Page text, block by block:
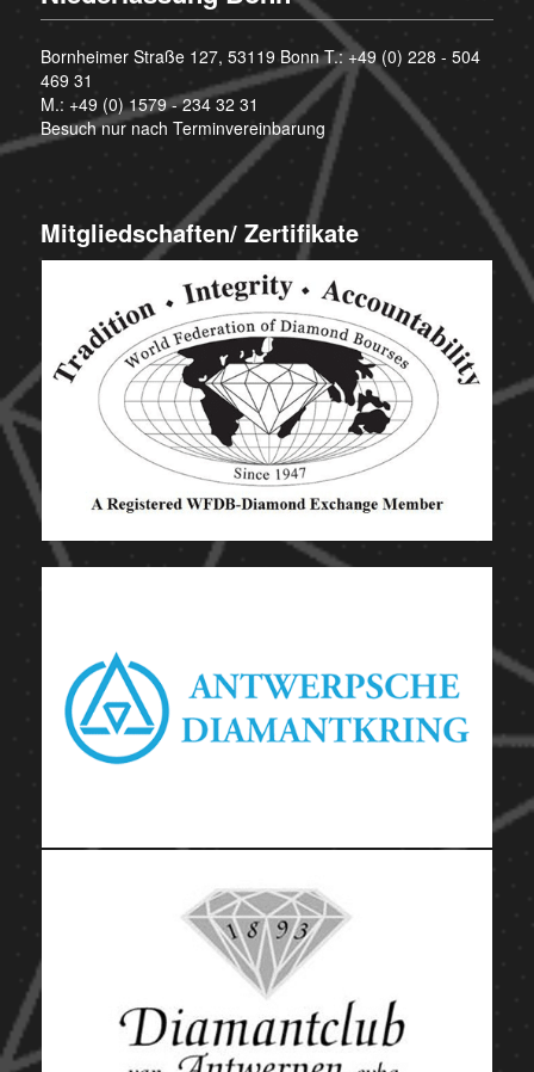
Bornheimer Straße 127, 53119 Bonn T.:+49 (0) 228 - 504
469 31
M.: +49 (0) 1579 - 234 32 31
Besuch nur nach Terminvereinbarung
Mitgliedschaften/ Zertifikate